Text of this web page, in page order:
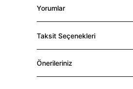
Yorumlar
Taksit Seçenekleri
Önerileriniz